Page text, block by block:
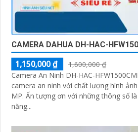
CAMERA DAHUA DH-HAC-
1,150,000 ₫
1,600,000 ₫
Camera An Ninh DH-HAC-
camera an ninh với chất lượng hình
MP. Ấn tượng ơn với những thông số là camera này có khả
năng...